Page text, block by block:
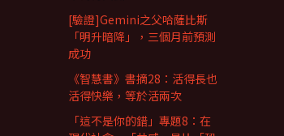
[驗證]Gemini之父哈薩比斯
「明升暗降」，三個月前預測
成功
《智慧書》書摘28：活得長也
活得快樂，等於活兩次
「這不是你的錯」專題8：在